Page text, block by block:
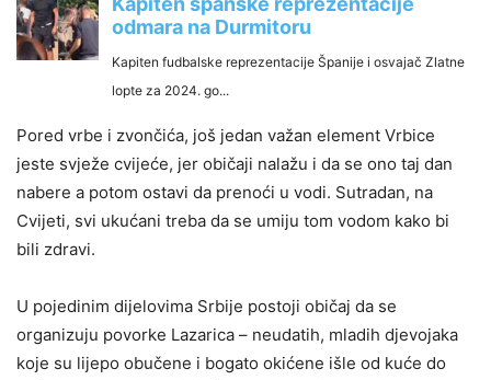
Pored vrbe i zvončića, još jedan važan element Vrbice
jeste svježe cvijeće, jer običaji nalažu i da se ono taj dan
nabere a potom ostavi da prenoći u vodi. Sutradan, na
Cvijeti, svi ukućani treba da se umiju tom vodom kako bi
bili zdravi.
U pojedinim dijelovima Srbije postoji običaj da se
organizuju povorke Lazarica – neudatih, mladih djevojaka
koje su lijepo obučene i bogato okićene išle od kuće do